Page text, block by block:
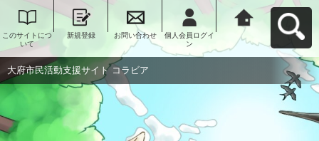
このサイトにつ
いて
新規登録 お問い合わせ
個人会員ログイ
ン
大府市民活動支
援サイト コラビ
アへ戻る
大府市民活動支援サイト コラビア